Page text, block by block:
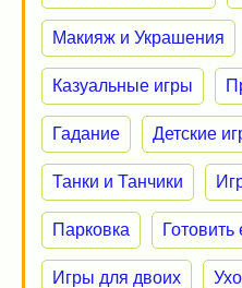
Макияж и Украшения
Казуальные игры
Гадание Детские
Танки и Танчики
Парковка Готовить
Игры для двоих